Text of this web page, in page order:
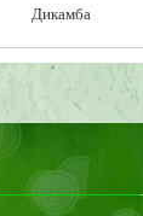
Дикамба